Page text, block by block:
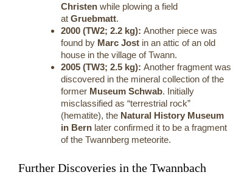
Christen while plowing a field
at Gruebmatt.
2000 (TW2; 2.2 kg): Another piece was
found by Marc Jost in an attic of an old
house in the village of Twann.
2005 (TW3; 2.5 kg): Another fragment was
discovered in the mineral collection of the
former Museum Schwab. Initially
misclassified as “terrestrial rock”
(hematite), the Natural History Museum
in Bern later confirmed it to be a fragment
of the Twannberg meteorite.
Further Discoveries in the Twannbach